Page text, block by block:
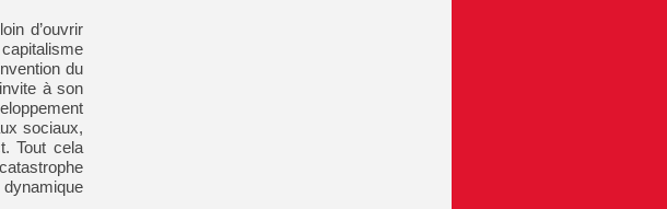
d’ouvrir
du
à son
sociaux,
Tout cela